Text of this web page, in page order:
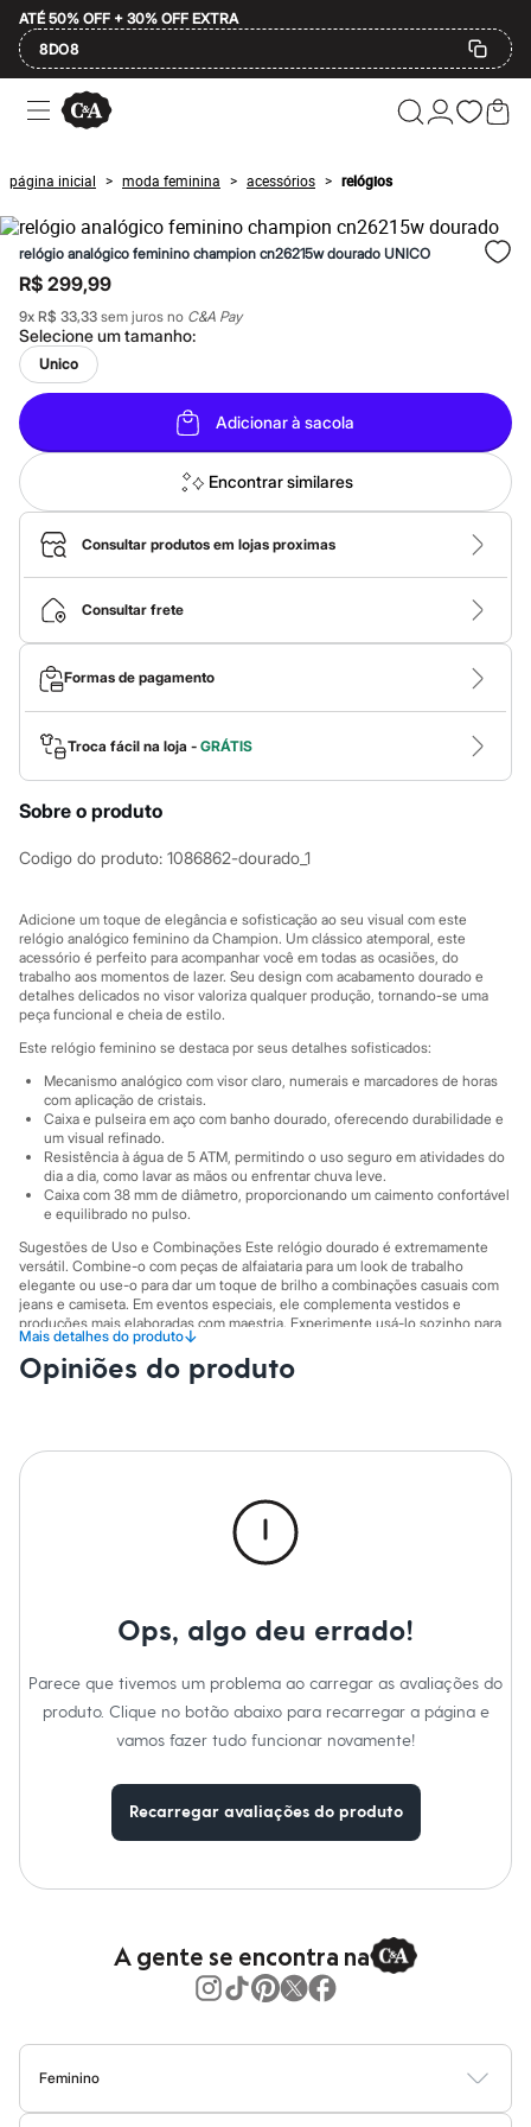
ATÉ 50% OFF + 30% OFF EXTRA
8DO8
Ofertas
Compre por Departamento
Masculino
Infantil
Calçados
Plus Size
2 calçados por R$189
2 peças por R$199
3 lingeries por R$99
3 itens de beleza por R$129
Até 20% off
Até 40% off
Até 60% off
A partir de 60% off
Feminino
Em alta
Inverno
Alfaiataria
Novidades
Roupas
Blusas e Camisetas
Básicos
Calças
Casacos e Jaquetas
Jeans
Macacões
Saias
Shorts e Bermudas
Vestidos
Acessórios
Bolsas
Bijoux
Óculos
Botas
Chinelos
Rasteirinhas
Sandálias
Sapatilhas
Tênis
Marcas
City
Clock House
Mindset
Sawary
Yessica
Moda esportiva
Acessórios
Blusas
Calçados
Leggings
Shorts e Bermudas
Tops
Moda íntima
Calcinhas
Cintas e Modeladores
Meias
Moda praia
Biquínis
Casacos e Jaquetas
Shorts e Saias
Vestidos
Bermudas
Camisas
Casacos e Jaquetas
Chapéus e Bonés
Cintos
Óculos
página inicial > moda feminina > acessórios > relógios
relógio analógico feminino champion cn26215w dourado UNICO
R$ 299,99
9x R$ 33,33 sem juros no C&A Pay
Selecione umtamanho:
Unico
Adicionar à sacola
Encontrar similares
Consultar produtos em lojas proximas
Consultar frete
Formas de pagamento
Troca fácil na loja - GRÁTIS
Sobre o produto
Codigo do produto: 1086862-dourado_1
Adicione um toque de elegância e sofisticação ao seu visual com este
relógio analógico feminino da Champion. Um clássico atemporal, este
acessório é perfeito para acompanhar você em todas as ocasiões, do
trabalho aos momentos de lazer. Seu design com acabamento dourado e
detalhes delicados no visor valoriza qualquer produção, tornando-se uma
peça funcional e cheia de estilo.
Este relógio feminino se destaca por seus detalhes sofisticados:
Mecanismo analógico com visor claro, numerais e marcadores de horas
com aplicação de cristais.
Caixa e pulseira em aço com banho dourado, oferecendo durabilidade e
um visual refinado.
Resistência à água de 5 ATM, permitindo o uso seguro em atividades do
dia a dia, como lavar as mãos ou enfrentar chuva leve.
Caixa com 38 mm de diâmetro, proporcionando um caimento confortável
e equilibrado no pulso.
Sugestões de Uso e Combinações Este relógio dourado é extremamente
versátil. Combine-o com peças de alfaiataria para um look de trabalho
elegante ou use-o para dar um toque de brilho a combinações casuais com
jeans e camiseta. Em eventos especiais, ele complementa vestidos e
produções mais elaboradas com maestria. Experimente usá-lo sozinho para
um visual minimalista ou em um mix com pulseiras delicadas para um estilo
mais moderno.
Mais detalhes do produto↓
Opiniões do produto
Ops, algo deu errado!
Parece que tivemos um problema ao carregar as avaliações do
produto. Clique no botão abaixo para recarregar a página e
vamos fazer tudo funcionar novamente!
Recarregar avaliações do produto
A gente se encontra na
Feminino
BlusasCalçasVestidosSaiasCasacosModa PraiaModa Íntima